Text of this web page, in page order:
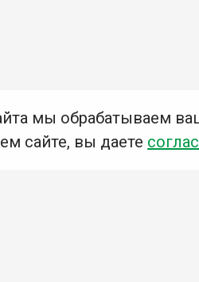
мы обрабатываем
сайте, вы даете